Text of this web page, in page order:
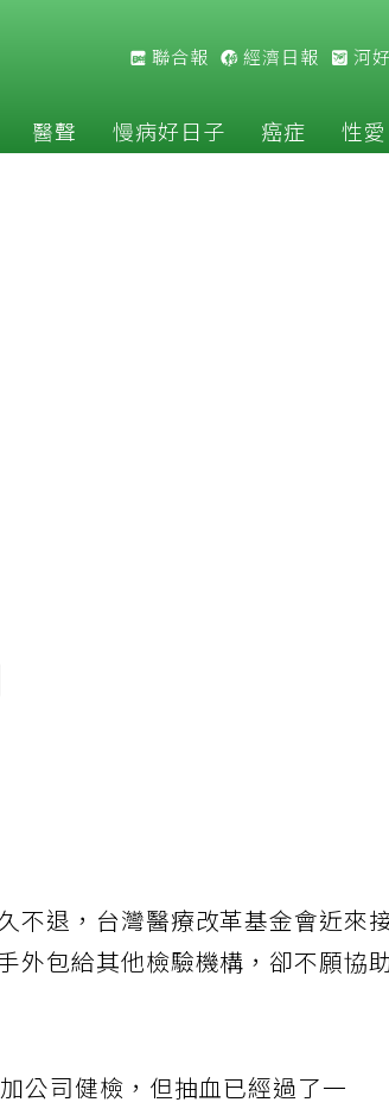
聯合報 經濟日報 河
醫聲 慢病好日子 癌症 性愛
不退，台灣醫療改革基金會近來
外包給其他檢驗機構，卻不願協
公司健檢，但抽血已經過了一